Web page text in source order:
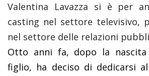
Valentina Lavazza si è per
casting nel settore televisivo,
nel settore delle relazioni
Otto anni fa, dopo la
figlio, ha deciso di dedicarsi